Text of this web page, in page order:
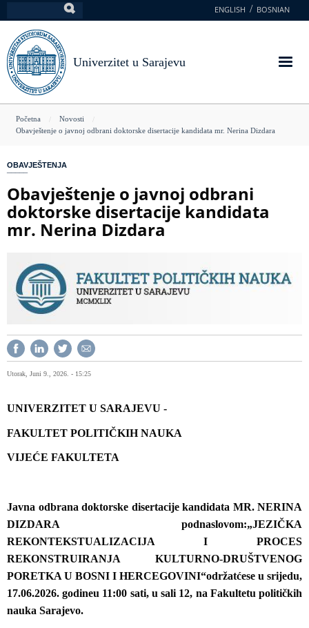
na
glavni
sadržaj
ENGLISH BOSNIAN
Univerzitet u Sarajevu
You
here
Početna
Novosti
Obavještenje o javnoj odbrani doktorske disertacije kandidata mr. Nerina Dizdara
OBAVJEŠTENJA
Obavještenje o javnoj odbrani
doktorske disertacije kandidata
mr. Nerina Dizdara
Utorak, Juni 9., 2026. - 15:25
UNIVERZITET U SARAJEVU -
FAKULTET POLITIČKIH NAUKA
VIJEĆE FAKULTETA
Javna odbrana doktorske disertacije kandidata MR. NERINA
DIZDARA
podnaslovom:„JEZIČKA
REKONTEKSTUALIZACIJA I PROCES
REKONSTRUIRANJA KULTURNO-DRUŠTVENOG
PORETKA U BOSNI I HERCEGOVINI“održatćese u srijedu,
17.06.2026.godineu 11:00 sati, u sali 12, na Fakultetu političkih
nauka Sarajevo.